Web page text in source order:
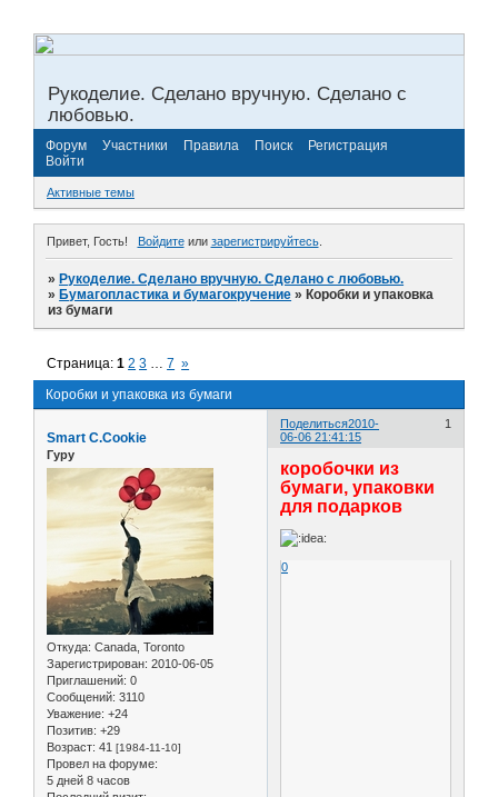
Рукоделие. Сделано вручную. Сделано с
любовью.
Форум Участники Правила Поиск
Регистрация
Войти
Активные темы
Привет, Гость! Войдитеили зарегистрируйтесь.
»Рукоделие. Сделано вручную. Сделано с любовью.
»Бумагопластика и бумагокручение »Коробки и упаковка
из бумаги
Коробки и упаковка из бумаги
Страница:1 2 3 … 7 »
Поделиться 1
2010-
06-06 21:41:15
Smart C.Cookie
Гуру
Откуда: Canada, Toronto
Зарегистрирован: 2010-06-05
Приглашений: 0
Сообщений: 3110
Уважение: +24
Позитив: +29
Возраст: 41 [1984-11-10]
Провел на форуме:
5 дней 8 часов
коробочки из
бумаги, упаковки
для подарков
0